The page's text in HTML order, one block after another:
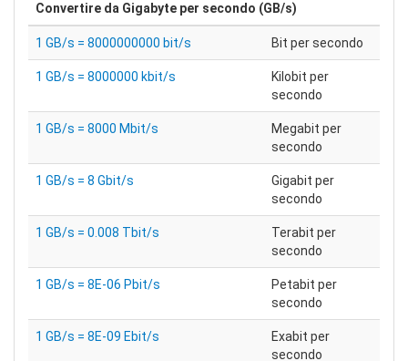
Convertire da Gigabyte per secondo (GB/s)
1 GB/s = 8000000000 bit/s Bit per secondo
1 GB/s = 8000000 kbit/s
Kilobit per
secondo
1 GB/s = 8000 Mbit/s
Megabit per
secondo
1 GB/s = 8 Gbit/s
Gigabit per
secondo
1 GB/s = 0.008 Tbit/s
Terabit per
secondo
1 GB/s = 8E-06 Pbit/s
Petabit per
secondo
1 GB/s = 8E-09 Ebit/s
Exabit per
secondo